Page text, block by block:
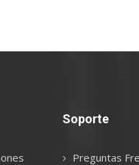
Soporte
Preguntas